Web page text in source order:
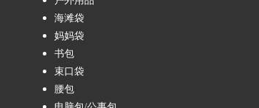
海滩袋
妈妈袋
书包
束口袋
腰包